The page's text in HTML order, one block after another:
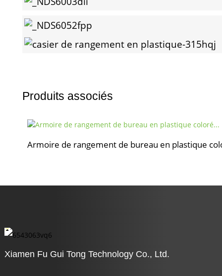
Produits associés
Armoire de rangement de bureau en plastique
Xiamen Fu Gui Tong Technology Co., Ltd.